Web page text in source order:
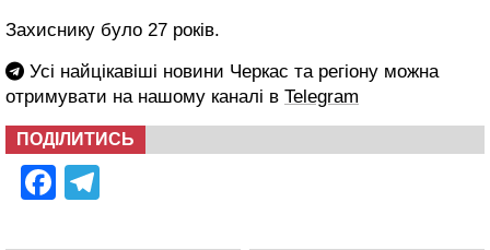
Захиснику було 27 років.
Усі найцікавіші новини Черкас та регіону можна
отримувати на нашому каналі в Telegram
ПОДІЛИТИСЬ
Facebook